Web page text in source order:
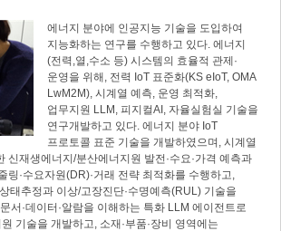
에너지 분야에 인공지능 기술을 도입하여
지능화하는 연구를 수행하고 있다. 에너지
(전력,열,수소 등) 시스템의 효율적 관제·
운영을 위해, 전력 IoT 표준화(KS eIoT, OMA
LwM2M), 시계열 예측, 운영 최적화,
업무지원 LLM, 피지컬AI, 자율실험실 기술을
연구개발하고 있다. 에너지 분야 IoT
프로토콜 표준 기술을 개발하였으며, 시계열
신재생에너지/분산에너지원 발전·수요·가격 예측과
링·수요자원(DR)·거래 전략 최적화를 수행하고,
태추정과 이상/고장진단·수명예측(RUL) 기술을
서·데이터·알람을 이해하는 특화 LLM 에이전트로
기술을 개발하고, 소재·부품·장비 영역에는